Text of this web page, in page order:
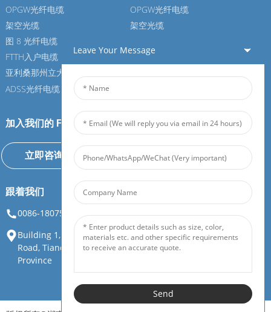
OPGW光纤电缆
架空光缆
图 8 光纤电缆
FTTH入户电缆
亚利桑那州立大学光纤电缆
ADSS光纤电缆
OPGW光纤电缆
架空光缆
FTTH入户电缆
加入我们的 Feiboer
立即咨询
跟着我们
0086-18075108880
info@feiboer.com.cn
Building 1, Zhongjianbaobao Mansion, No. 30, Lianhu 3rd
Road, Tianding Street, Yuelu District, Changsha City, Hunan
Province
Leave Your Message
Send